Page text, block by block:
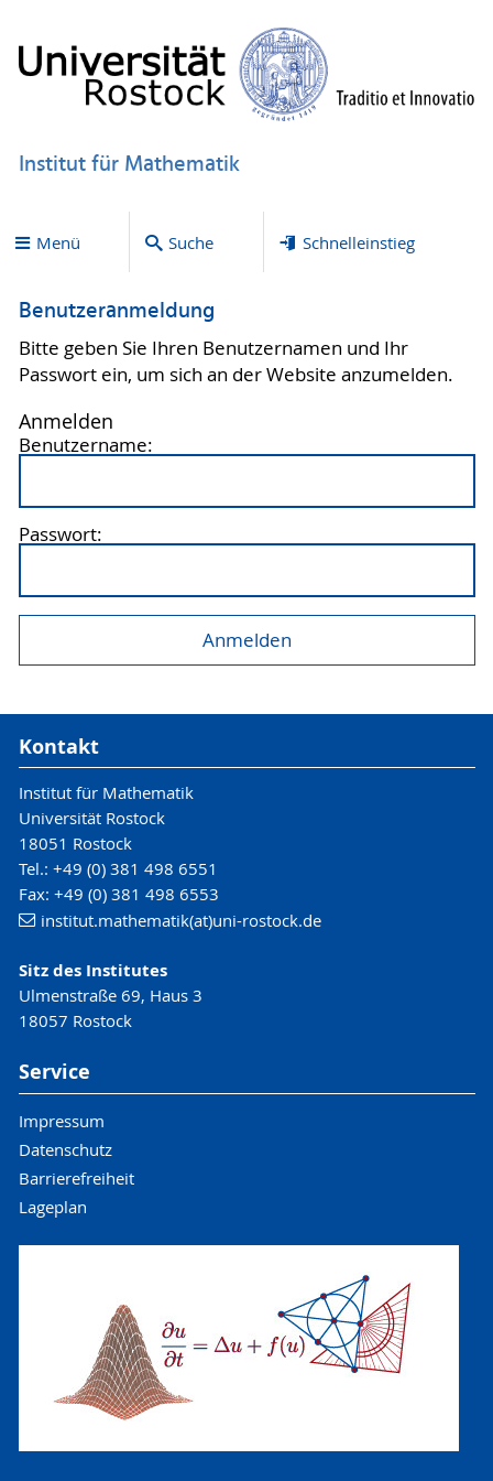
Institut für Mathematik
Menü Suche Schnelleinstieg
Benutzeranmeldung
Bitte geben Sie Ihren Benutzernamen und Ihr
Passwort ein, um sich an der Website anzumelden.
Anmelden
Benutzername:
Passwort:
Kontakt
Institut für Mathematik
Universität Rostock
18051 Rostock
Tel.: +49 (0) 381 498 6551
Fax: +49 (0) 381 498 6553
institut.mathematik(at)uni-rostock.de
Sitz des Institutes
Ulmenstraße 69, Haus 3
18057 Rostock
Service
Impressum
Datenschutz
Barrierefreiheit
Lageplan